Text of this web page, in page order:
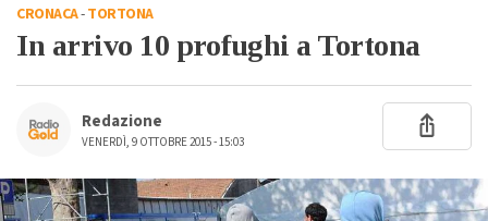
CRONACA-TORTONA
In arrivo 10 profughi a Tortona
Redazione
VENERDÌ, 9 OTTOBRE 2015 - 15:03